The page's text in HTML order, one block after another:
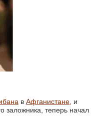
в Афганистане , и
заложника, теперь начал